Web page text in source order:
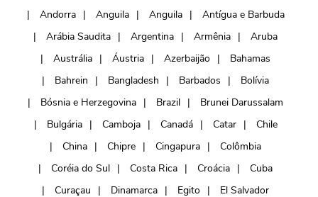
Andorra
Anguila Anguila
Antígua e Barbuda
Arábia Saudita
Argentina Armênia
Aruba
Austrália
Áustria Azerbaijão
Bahamas
Bahrein
Bangladesh Barbados
Bolívia
Bósnia e Herzegovina
Brazil
Brunei Darussalam
Bulgária
Camboja Canadá Catar
Chile
China
Chipre Cingapura
Colômbia
Coréia do Sul
Costa Rica Croácia
Cuba
Curaçau
Dinamarca Egito
El Salvador